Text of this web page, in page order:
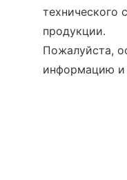
технического
продукции.
Пожалуйста,
информацию и